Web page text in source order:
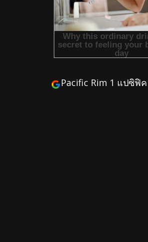
Pacific Rim 1 แปซิฟิ